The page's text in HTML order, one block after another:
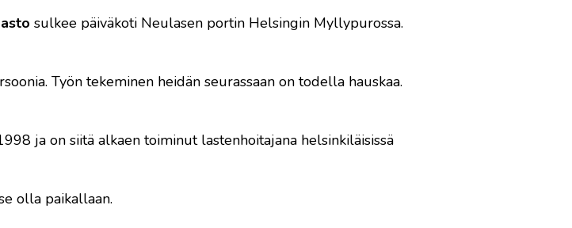
sulkee päiväkoti Neulasen portin Helsingin Myllypurossa.
Työn tekeminen heidän seurassaan on todella hauskaa.
ja on siitä alkaen toiminut lastenhoitajana helsinkiläisissä
olla paikallaan.